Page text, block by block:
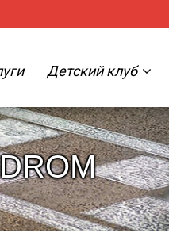
Детский клуб